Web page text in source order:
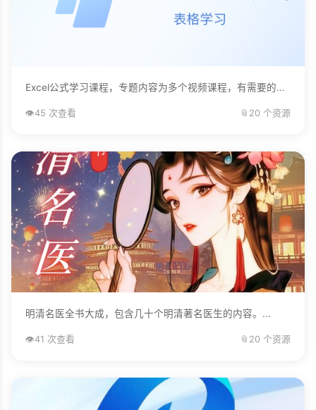
Excel公式学习课程，专题内容为多个视频课程，有需要的自己下载学习。...
👁️45 次查看 📎 20 个资源
明清名医全书大成，包含几十个明清著名医生的内容。...
👁️41 次查看 📎 20 个资源